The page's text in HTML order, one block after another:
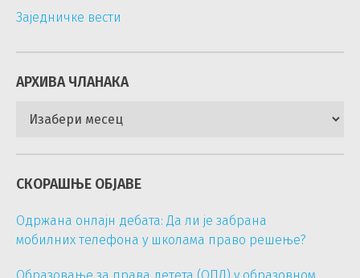
Заједничке вести
АРХИВА ЧЛАНАКА
чланака
СКОРАШЊЕ ОБЈАВЕ
Одржана онлајн дебата: Да ли је забрана
мобилних телефона у школама право решење?